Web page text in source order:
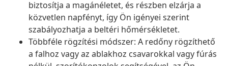
biztosítja a magánéletet, és részben elzárja a
közvetlen napfényt, így Ön igényei szerint
szabályozhatja a beltéri hőmérsékletet.
Többféle rögzítési módszer: A redőny rögzíthető
a falhoz vagy az ablakhoz csavarokkal vagy fúrás